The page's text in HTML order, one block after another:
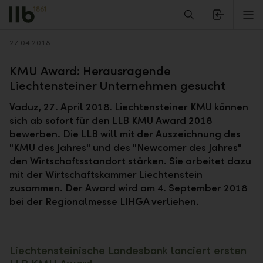
Alerts.Headline
Zurück
27.04.2018
KMU Award: Herausragende
Liechtensteiner Unternehmen gesucht
Vaduz, 27. April 2018. Liechtensteiner KMU können
sich ab sofort für den LLB KMU Award 2018
bewerben. Die LLB will mit der Auszeichnung des
"KMU des Jahres" und des "Newcomer des Jahres"
den Wirtschaftsstandort stärken. Sie arbeitet dazu
mit der Wirtschaftskammer Liechtenstein
zusammen. Der Award wird am 4. September 2018
bei der Regionalmesse LIHGA verliehen.
Liechtensteinische Landesbank lanciert ersten